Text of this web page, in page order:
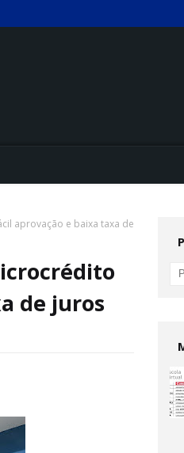
aprovação e baixa taxa de
de juros